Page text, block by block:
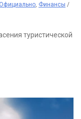
Официально Финансы /
туристической